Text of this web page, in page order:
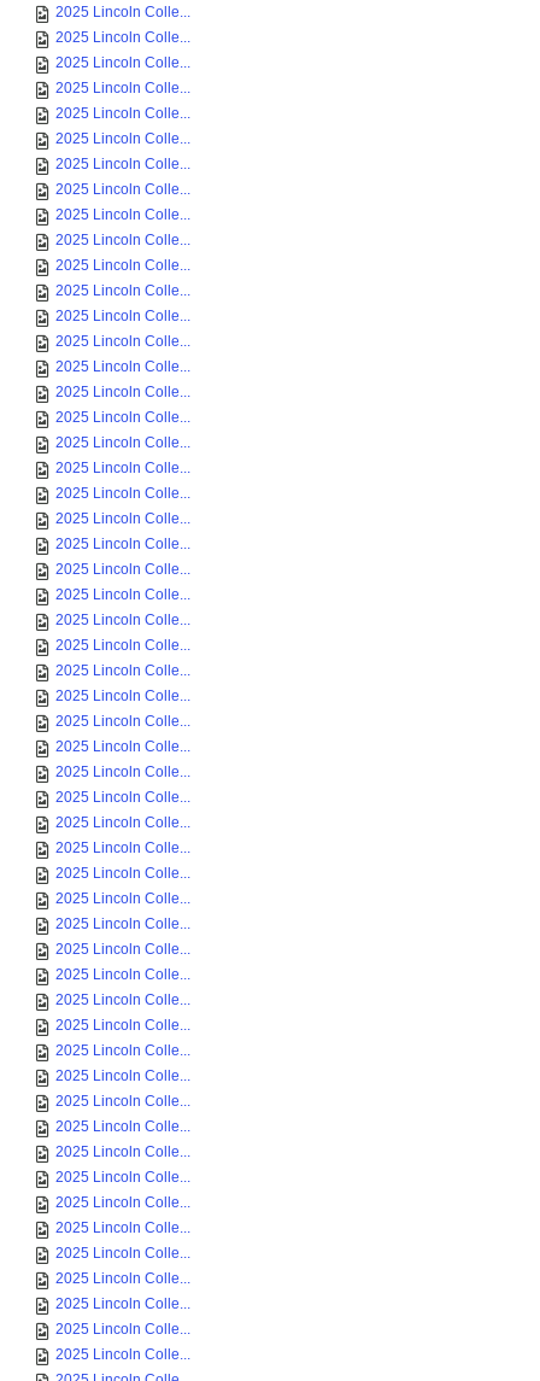
2025 Lincoln Colle...
2025 Lincoln Colle...
2025 Lincoln Colle...
2025 Lincoln Colle...
2025 Lincoln Colle...
2025 Lincoln Colle...
2025 Lincoln Colle...
2025 Lincoln Colle...
2025 Lincoln Colle...
2025 Lincoln Colle...
2025 Lincoln Colle...
2025 Lincoln Colle...
2025 Lincoln Colle...
2025 Lincoln Colle...
2025 Lincoln Colle...
2025 Lincoln Colle...
2025 Lincoln Colle...
2025 Lincoln Colle...
2025 Lincoln Colle...
2025 Lincoln Colle...
2025 Lincoln Colle...
2025 Lincoln Colle...
2025 Lincoln Colle...
2025 Lincoln Colle...
2025 Lincoln Colle...
2025 Lincoln Colle...
2025 Lincoln Colle...
2025 Lincoln Colle...
2025 Lincoln Colle...
2025 Lincoln Colle...
2025 Lincoln Colle...
2025 Lincoln Colle...
2025 Lincoln Colle...
2025 Lincoln Colle...
2025 Lincoln Colle...
2025 Lincoln Colle...
2025 Lincoln Colle...
2025 Lincoln Colle...
2025 Lincoln Colle...
2025 Lincoln Colle...
2025 Lincoln Colle...
2025 Lincoln Colle...
2025 Lincoln Colle...
2025 Lincoln Colle...
2025 Lincoln Colle...
2025 Lincoln Colle...
2025 Lincoln Colle...
2025 Lincoln Colle...
2025 Lincoln Colle...
2025 Lincoln Colle...
2025 Lincoln Colle...
2025 Lincoln Colle...
2025 Lincoln Colle...
2025 Lincoln Colle...